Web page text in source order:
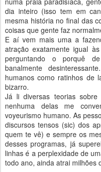
dia inteiro (isso tem em
mesma história no final das
coisas que gente faz
E aí vem mais uma a
atração exatamente igual
perguntando o porquê
banalmente
humanos como ratinhos de
bizarro.
Já li diversas teorias
nenhuma delas me
voyeurismo humano. As
discursos tensos (sic) dos
quem te vê) e sempre os
desses programas, já
linhas é a perplexidade de
todo ano, ainda atrai milhões